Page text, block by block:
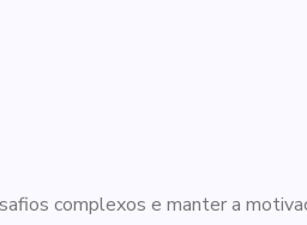
complexos e manter a